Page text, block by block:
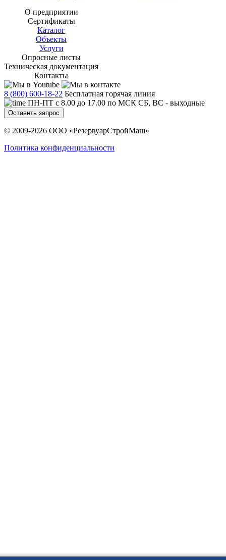
О предприятии
Сертификаты
Каталог
Объекты
Услуги
Опросные листы
Техническая документация
Контакты
8 (800) 600-18-22 Бесплатная горячая линия
ПН-ПТ с 8.00 до 17.00 по МСК СБ, ВС - выходные
Оставить запрос
© 2009-2026 ООО «РезервуарСтройМаш»
Политика конфиденциальности